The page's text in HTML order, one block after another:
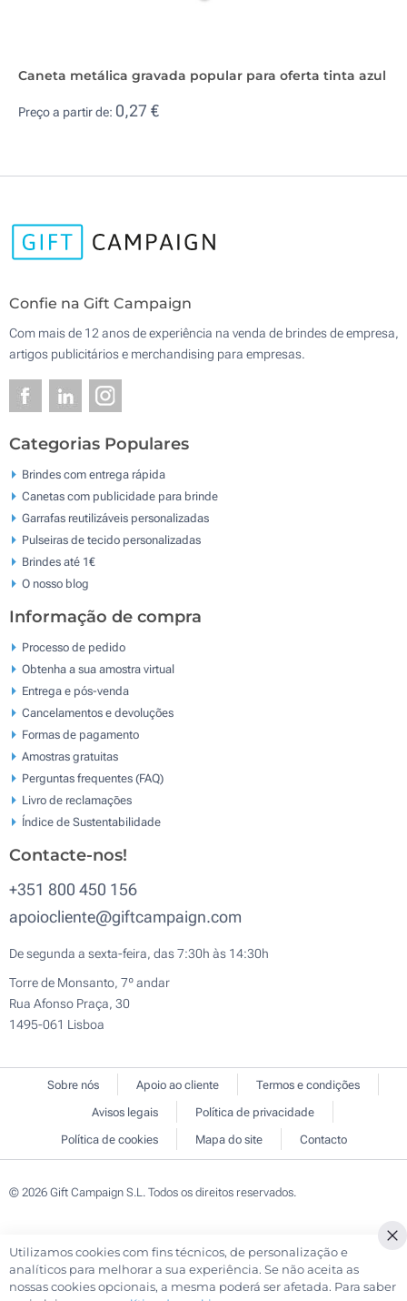
Caneta metálica gravada popular para oferta tinta azul
Preço a partir de: 0,27 €
Confie na Gift Campaign
Com mais de 12 anos de experiência na venda de brindes de empresa,
artigos publicitários e merchandising para empresas.
Categorias Populares
Brindes com entrega rápida
Canetas com publicidade para brinde
Garrafas reutilizáveis personalizadas
Pulseiras de tecido personalizadas
Brindes até 1€
O nosso blog
Informação de compra
Processo de pedido
Obtenha a sua amostra virtual
Entrega e pós-venda
Cancelamentos e devoluções
Formas de pagamento
Amostras gratuitas
Perguntas frequentes (FAQ)
Livro de reclamaçōes
Índice de Sustentabilidade
Contacte-nos!
+351 800 450 156
apoiocliente@giftcampaign.com
De segunda a sexta-feira, das 7:30h às 14:30h
Torre de Monsanto, 7º andar
Rua Afonso Praça, 30
1495-061 Lisboa
Sobre nós Apoio ao cliente
Termos e condições
Avisos legais
Política de privacidade
Política de cookies
Mapa do site Contacto
© 2026 Gift Campaign S.L. Todos os direitos reservados.
Utilizamos cookies com fins técnicos, de personalização e
analíticos para melhorar a sua experiência. Se não aceita as
nossas cookies opcionais, a mesma poderá ser afetada. Para saber